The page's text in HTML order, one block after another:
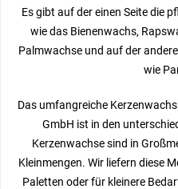
Es gibt auf der einen Seite die
wie das Bienenwachs,
Palmwachse und auf der
wie
Das umfangreiche
GmbH ist in den
Kerzenwachse sind in
Kleinmengen. Wir liefern diese
Paletten oder für kleinere